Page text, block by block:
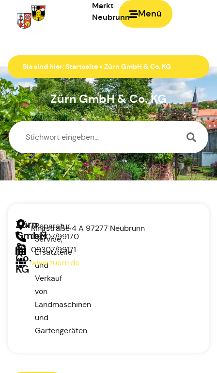
Menü
Markt
Neubrunn
Zur Startseite
Sie sind hier:Startseite »Zürn GmbH & Co. KG
Zürn GmbH & Co. KG
Zürn
GmbH
&
Co.
KG
Reparatur,
Service,
Ersatzteile
und
Verkauf
von
Landmaschinen
und
Gartengeräten
Ringstraße 4 A 97277 Neubrunn
09307/99170
09307/99171
www.zuern.de